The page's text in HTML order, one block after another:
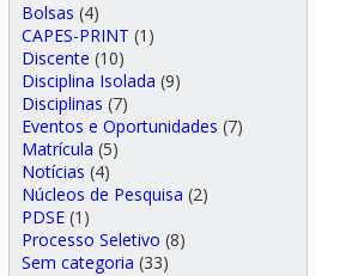
Bolsas (4)
CAPES-PRINT (1)
Discente (10)
Disciplina Isolada (9)
Disciplinas (7)
Eventos e Oportunidades (7)
Matrícula (5)
Notícias (4)
Núcleos de Pesquisa (2)
PDSE (1)
Processo Seletivo (8)
Sem categoria (33)